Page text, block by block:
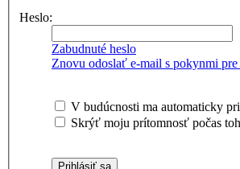
Heslo:
Zabudnuté heslo
Znovu odoslať e-mail s pokynmi
V budúcnosti ma automaticky
Skrýť moju prítomnosť počas